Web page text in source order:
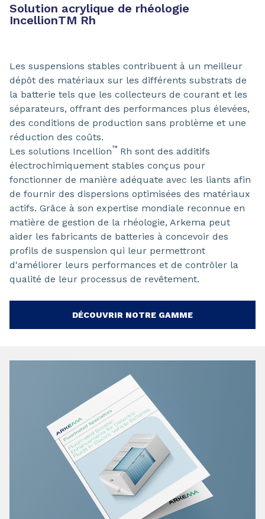
Solution acrylique de rhéologie
IncellionTM Rh
Les suspensions stables contribuent à un meilleur
dépôt des matériaux sur les différents substrats de
la batterie tels que les collecteurs de courant et les
séparateurs, offrant des performances plus élevées,
des conditions de production sans problème et une
réduction des coûts.
Les solutions Incellion™ Rh sont des additifs
électrochimiquement stables conçus pour
fonctionner de manière adéquate avec les liants afin
de fournir des dispersions optimisées des matériaux
actifs. Grâce à son expertise mondiale reconnue en
matière de gestion de la rhéologie, Arkema peut
aider les fabricants de batteries à concevoir des
profils de suspension qui leur permettront
d'améliorer leurs performances et de contrôler la
qualité de leur processus de revêtement.
DÉCOUVRIR NOTRE GAMME